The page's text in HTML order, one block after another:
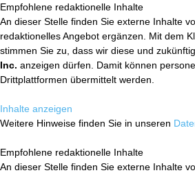
Empfohlene redaktionelle Inhalte
An dieser Stelle finden Sie externe Inhalte
redaktionelles Angebot ergänzen. Mit dem
stimmen Sie zu, dass wir diese und
Inc. anzeigen dürfen. Damit können
Drittplattformen übermittelt werden.
Inhalte anzeigen
Weitere Hinweise finden Sie in unseren
Empfohlene redaktionelle Inhalte
An dieser Stelle finden Sie externe Inhalte